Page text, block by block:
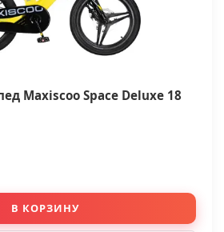
Maxiscoo Space Deluxe 18
В КОРЗИНУ